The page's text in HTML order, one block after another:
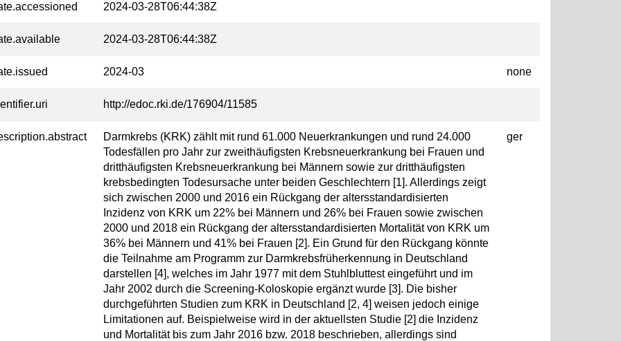
2024-03-28T06:44:38Z
2024-03-28T06:44:38Z
2024-03 none
http://edoc.rki.de/176904/11585
Darmkrebs (KRK) zählt mit rund 61.000 Neuerkrankungen und rund 24.000
Todesfällen pro Jahr zur zweithäufigsten Krebsneuerkrankung bei Frauen und
dritthäufigsten Krebsneuerkrankung bei Männern sowie zur dritthäufigsten
krebsbedingten Todesursache unter beiden Geschlechtern [1]. Allerdings zeigt
sich zwischen 2000 und 2016 ein Rückgang der altersstandardisierten
Inzidenz von KRK um 22% bei Männern und 26% bei Frauen sowie zwischen
2000 und 2018 ein Rückgang der altersstandardisierten Mortalität von KRK um
36% bei Männern und 41% bei Frauen [2]. Ein Grund für den Rückgang könnte
die Teilnahme am Programm zur Darmkrebsfrüherkennung in Deutschland
darstellen [4], welches im Jahr 1977 mit dem Stuhlbluttest eingeführt und im
Jahr 2002 durch die Screening-Koloskopie ergänzt wurde [3]. Die bisher
durchgeführten Studien zum KRK in Deutschland [2, 4] weisen jedoch einige
Limitationen auf. Beispielweise wird in der aktuellsten Studie [2] die Inzidenz
und Mortalität bis zum Jahr 2016 bzw. 2018 beschrieben, allerdings sind
ger